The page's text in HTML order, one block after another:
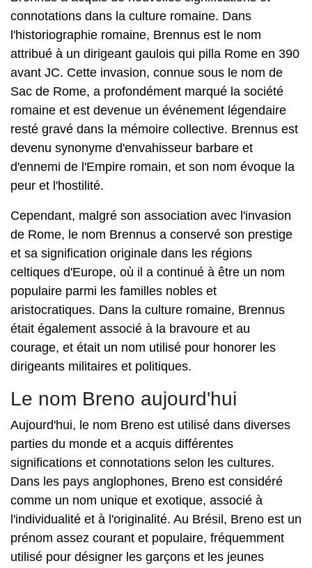
connotations dans la culture romaine. Dans
l'historiographie romaine, Brennus est le nom
attribué à un dirigeant gaulois qui pilla Rome en 390
avant JC. Cette invasion, connue sous le nom de
Sac de Rome, a profondément marqué la société
romaine et est devenue un événement légendaire
resté gravé dans la mémoire collective. Brennus est
devenu synonyme d'envahisseur barbare et
d'ennemi de l'Empire romain, et son nom évoque la
peur et l'hostilité.
Cependant, malgré son association avec l'invasion
de Rome, le nom Brennus a conservé son prestige
et sa signification originale dans les régions
celtiques d'Europe, où il a continué à être un nom
populaire parmi les familles nobles et
aristocratiques. Dans la culture romaine, Brennus
était également associé à la bravoure et au
courage, et était un nom utilisé pour honorer les
dirigeants militaires et politiques.
Le nom Breno aujourd'hui
Aujourd'hui, le nom Breno est utilisé dans diverses
parties du monde et a acquis différentes
significations et connotations selon les cultures.
Dans les pays anglophones, Breno est considéré
comme un nom unique et exotique, associé à
l'individualité et à l'originalité. Au Brésil, Breno est un
prénom assez courant et populaire, fréquemment
utilisé pour désigner les garçons et les jeunes